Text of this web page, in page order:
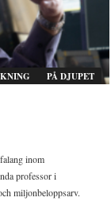
PÅ DJUPET
inom
professor i
miljonbeloppsarv.